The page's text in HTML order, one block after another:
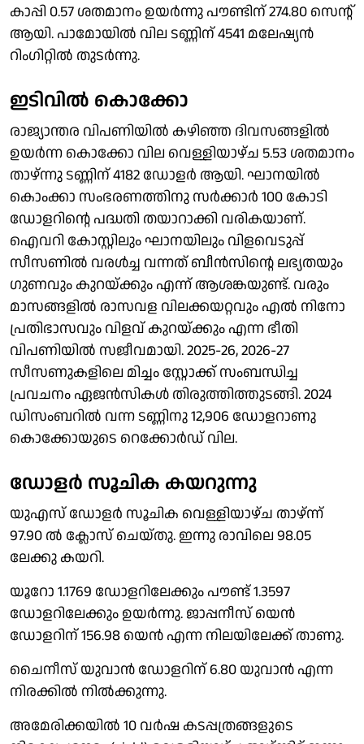
കാപ്പി 0.57 ശതമാനം ഉയർന്നു പൗണ്ടിന് 274.80 സെൻ്റ്
ആയി. പാമോയിൽ വില ടണ്ണിന് 4541 മലേഷ്യൻ
റിംഗിറ്റിൽ തുടർന്നു.
ഇടിവിൽ കൊക്കോ
രാജ്യാന്തര വിപണിയിൽ കഴിഞ്ഞ ദിവസങ്ങളിൽ
ഉയർന്ന കൊക്കോ വില വെള്ളിയാഴ്ച 5.53 ശതമാനം
താഴ്ന്നു ടണ്ണിന് 4182 ഡോളർ ആയി. ഘാനയിൽ
കൊംക്കാ സംഭരണത്തിനു സർക്കാർ 100 കോടി
ഡോളറിൻ്റെ പദ്ധതി തയാറാക്കി വരികയാണ്.
ഐവറി കോസ്റ്റിലും ഘാനയിലും വിളവെടുപ്പ്
സീസണിൽ വരൾച്ച വന്നത് ബീൻസിൻ്റെ ലഭ്യതയും
ഗുണവും കുറയ്ക്കും എന്ന് ആശങ്കയുണ്ട്. വരും
മാസങ്ങളിൽ രാസവള വിലക്കയറ്റവും എൽ നിനോ
പ്രതിഭാസവും വിളവ് കുറയ്ക്കും എന്ന ഭീതി
വിപണിയിൽ സജീവമായി. 2025-26, 2026-27
സീസണുകളിലെ മിച്ചം സ്റ്റോക്ക് സംബന്ധിച്ച
പ്രവചനം ഏജൻസികൾ തിരുത്തിത്തുടങ്ങി. 2024
ഡിസംബറിൽ വന്ന ടണ്ണിനു 12,906 ഡോളറാണു
കൊക്കോയുടെ റെക്കോർഡ് വില.
ഡോളർ സൂചിക കയറുന്നു
യുഎസ് ഡോളർ സൂചിക വെള്ളിയാഴ്ച താഴ്ന്ന്
97.90 ൽ ക്ലോസ് ചെയ്തു. ഇന്നു രാവിലെ 98.05
ലേക്കു കയറി.
യൂറോ 1.1769 ഡോളറിലേക്കും പൗണ്ട് 1.3597
ഡോളറിലേക്കും ഉയർന്നു. ജാപ്പനീസ് യെൻ
ഡോളറിന് 156.98 യെൻ എന്ന നിലയിലേക്ക് താണു.
ചൈനീസ് യുവാൻ ഡോളറിന് 6.80 യുവാൻ എന്ന
നിരക്കിൽ നിൽക്കുന്നു.
അമേരിക്കയിൽ 10 വർഷ കടപ്പത്രങ്ങളുടെ